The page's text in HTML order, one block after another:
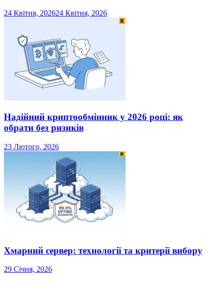
24 Квітня, 202624 Квітня, 2026
Надійний криптообмінник у 2026 році: як
обрати без ризиків
23 Лютого, 2026
Хмарний сервер: технології та критерії вибору
29 Січня, 2026